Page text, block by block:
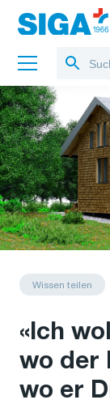
Über uns
Referenzen
Jobs
Blog
Wissen teilen
«Ich
wo der
wo er